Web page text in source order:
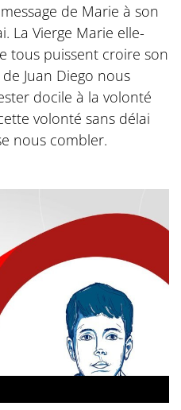
de Marie à son
La Vierge Marie elle-
tous puissent croire son
Juan Diego nous
docile à la volonté
volonté sans délai
nous combler.